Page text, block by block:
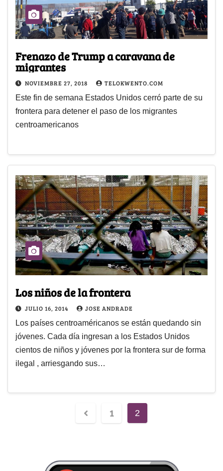
Frenazo de Trump a caravana de
migrantes
NOVIEMBRE 27, 2018 TELOKWENTO.COM
Este fin de semana Estados Unidos cerró parte de su
frontera para detener el paso de los migrantes
centroamericanos
Los niños de la frontera
JULIO 16, 2014 JOSE ANDRADE
Los países centroaméricanos se están quedando sin
jóvenes. Cada día ingresan a los Estados Unidos
cientos de niños y jóvenes por la frontera sur de forma
ilegal , arriesgando sus…
1 2